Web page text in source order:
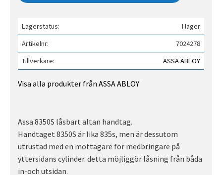
Lagerstatus
I lager
Artikelnr
7024278
Tillverkare
ASSA ABLOY
Visa alla produkter från ASSA ABLOY
Assa 8350S låsbart altan handtag.
Handtaget 8350S är lika 835s, men är dessutom
utrustad med en mottagare för medbringare på
yttersidans cylinder. detta möjliggör låsning från båda
in-och utsidan.